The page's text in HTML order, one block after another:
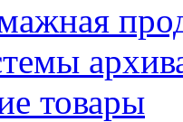
товары